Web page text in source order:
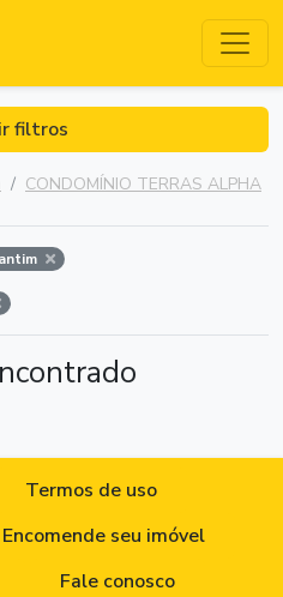
filtros
CONDOMÍNIO TERRAS ALPHA
Termos de uso
Encomende seu imóvel
Fale conosco